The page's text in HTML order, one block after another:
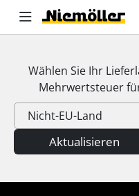
Wählen Sie Ihr
Mehrwertsteuer
Aktualisieren